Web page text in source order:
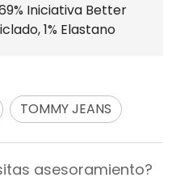
Iniciativa Better
1% Elastano
TOMMY JEANS
asesoramiento?